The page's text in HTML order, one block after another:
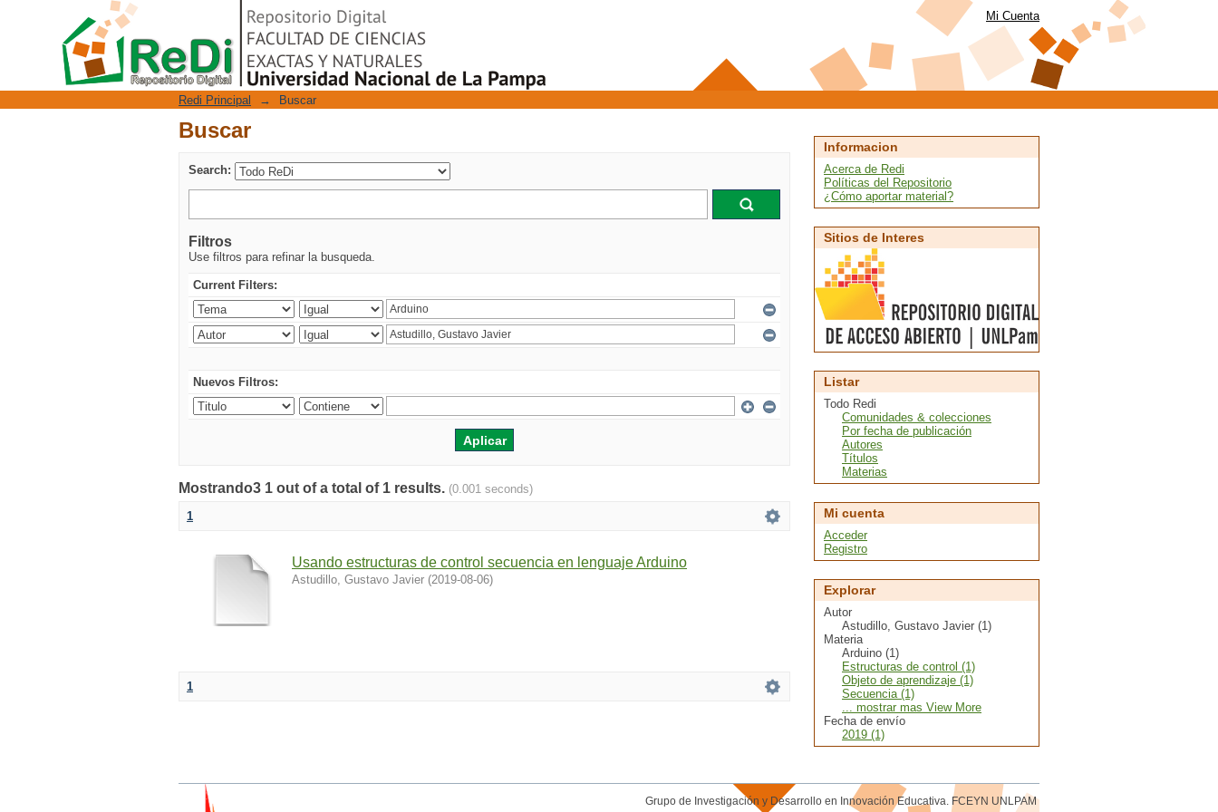
Buscar
Repositorio Digital Mi Cuenta
Redi Principal → Buscar
Buscar
Search:
Filtros
Use filtros para refinar la busqueda.
Current Filters:
Nuevos Filtros:
Mostrando3 1 out of a total of 1 results. (0.001 seconds)
1
Usando estructuras de control secuencia en lenguaje Arduino
Astudillo, Gustavo Javier (2019-08-06)
1
Informacion
Acerca de Redi
Políticas del Repositorio
¿Cómo aportar material?
Sitios de Interes
Listar
Todo Redi
Comunidades & colecciones
Por fecha de publicación
Autores
Títulos
Materias
Mi cuenta
Acceder
Registro
Explorar
Autor
Astudillo, Gustavo Javier (1)
Materia
Arduino (1)
Estructuras de control (1)
Objeto de aprendizaje (1)
Secuencia (1)
... mostrar mas View More
Fecha de envío
2019 (1)
Grupo de Investigación y Desarrollo en Innovación Educativa. FCEYN UNLPAM